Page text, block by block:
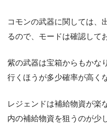
コモンの武器に関しては、
るので、モードは確認して
紫の武器は宝箱からもかな
行くほうが多少確率が高く
レジェンドは補給物資が楽
内の補給物資を狙うのが少